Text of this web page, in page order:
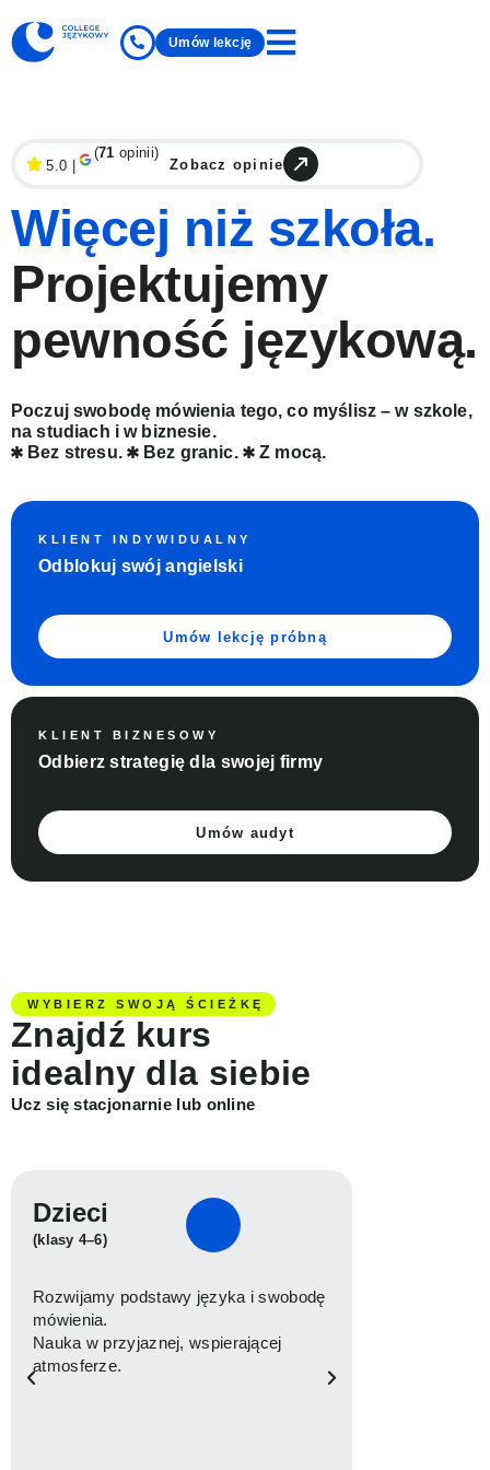
Umów lekcję
5.0 |
(71 opinii)
Zobacz opinie
Więcej niż szkoła.
Projektujemy
pewność językową.
Poczuj swobodę mówienia tego, co myślisz – w szkole,
na studiach i w biznesie.
Bez stresu.
Bez granic. Z mocą.
KLIENT INDYWIDUALNY
Odblokuj swój angielski
Umów lekcję próbną
KLIENT BIZNESOWY
Odbierz strategię dla swojej firmy
Umów audyt
WYBIERZ SWOJĄ ŚCIEŻKĘ
Znajdź kurs
idealny dla siebie
Ucz się stacjonarnie lub online
Dzieci
(klasy 4–6)
Rozwijamy podstawy języka i swobodę
mówienia.
Nauka w przyjaznej, wspierającej
atmosferze.